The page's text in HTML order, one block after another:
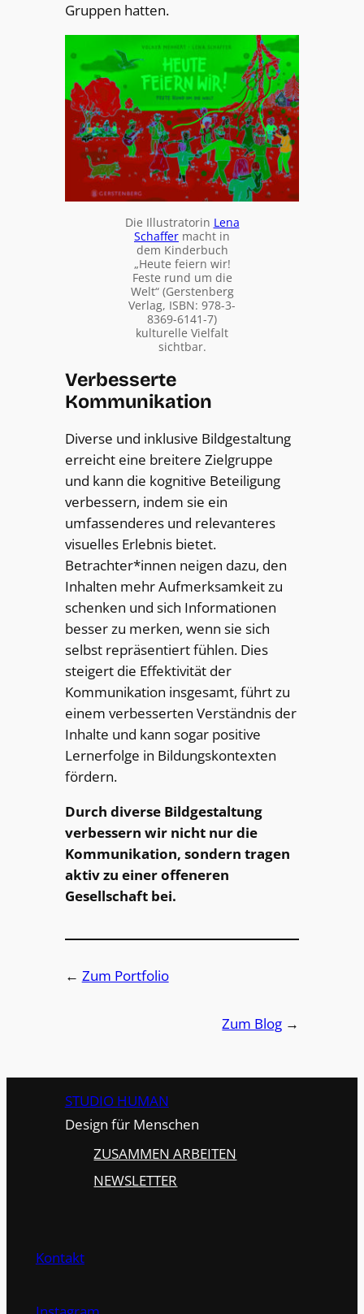
Gruppen hatten.
Die Illustratorin Lena
Schaffer macht in
dem Kinderbuch
„Heute feiern wir!
Feste rund um die
Welt“ (Gerstenberg
Verlag, ISBN: 978-3-
8369-6141-7)
kulturelle Vielfalt
sichtbar.
Verbesserte
Kommunikation
Diverse und inklusive Bildgestaltung
erreicht eine breitere Zielgruppe
und kann die kognitive Beteiligung
verbessern, indem sie ein
umfassenderes und relevanteres
visuelles Erlebnis bietet.
Betrachter*innen neigen dazu, den
Inhalten mehr Aufmerksamkeit zu
schenken und sich Informationen
besser zu merken, wenn sie sich
selbst repräsentiert fühlen. Dies
steigert die Effektivität der
Kommunikation insgesamt, führt zu
einem verbesserten Verständnis der
Inhalte und kann sogar positive
Lernerfolge in Bildungskontexten
fördern.
Durch diverse Bildgestaltung
verbessern wir nicht nur die
Kommunikation, sondern tragen
aktiv zu einer offeneren
Gesellschaft bei.
← Zum Portfolio
Zum Blog →
STUDIO HUMAN
Design für Menschen
ZUSAMMEN ARBEITEN
NEWSLETTER
Kontakt